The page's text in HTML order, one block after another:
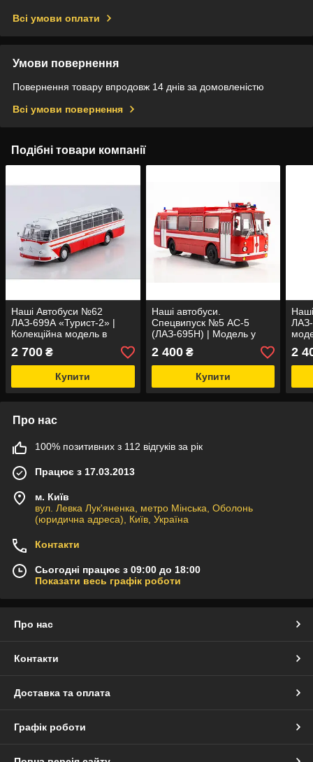
Всі умови оплати
Умови повернення
Повернення товару впродовж 14 днів за домовленістю
Всі умови повернення
Подібні товари компанії
Наші Автобуси №62
ЛАЗ-699А «Турист-2» |
Колекційна модель в
масштабі 1:43 | Modimio
2 700 ₴
Купити
Наші автобуси.
Спецвипуск №5 АС-5
(ЛАЗ-695Н) | Модель у
масштабі 1:43 | Modimio
2 400₴
Купити
2
Про нас
100% позитивних з 112 відгуків за рік
Працює з 17.03.2013
м. Київ
вул. Левка Лук'яненка, метро Мінська, Оболонь
(юридична адреса), Київ, Україна
Контакти
Сьогодні працює з 09:00 до 18:00
Показати весь графік роботи
Про нас
Контакти
Доставка та оплата
Графік роботи